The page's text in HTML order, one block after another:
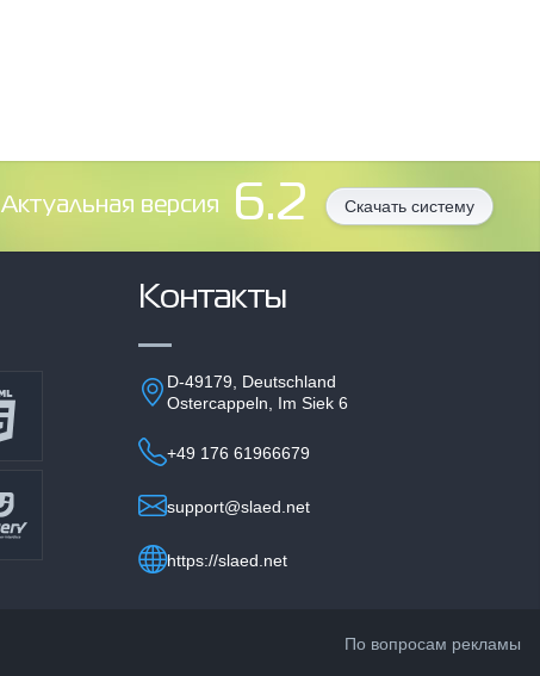
Aктуальная версия 6.2 Скачать систему
Контакты
D-49179, Deutschland
Ostercappeln, Im Siek 6
+49 176 61966679
support@slaed.net
https://slaed.net
По вопросам рекламы